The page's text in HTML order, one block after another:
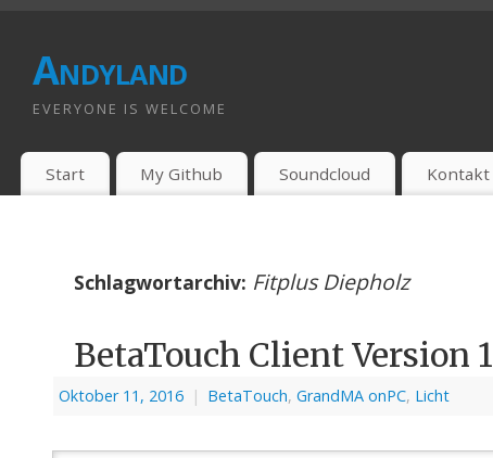
Andyland
EVERYONE IS WELCOME
Start My Github Soundcloud Kontakt
Schlagwortarchiv: Fitplus Diepholz
BetaTouch Client Version 1
Oktober 11, 2016 | BetaTouch, GrandMA onPC, Licht